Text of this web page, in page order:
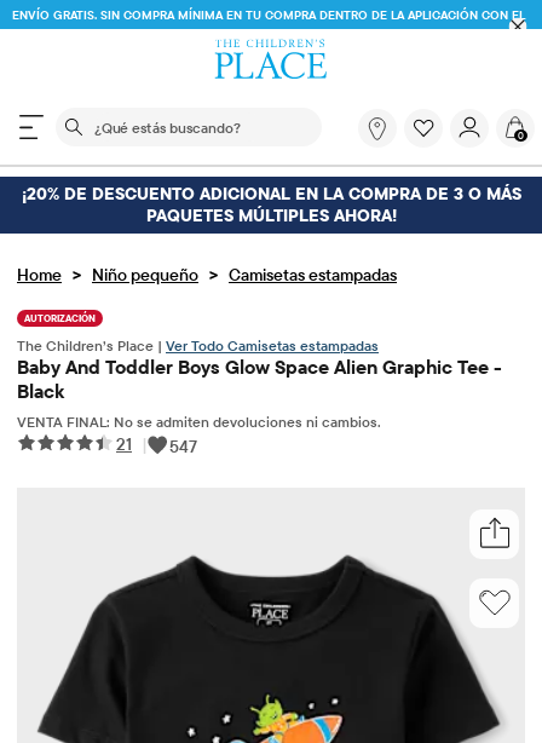
ENVÍO GRATIS. SIN COMPRA MÍNIMA EN TU COMPRA DENTRO DE LA APLICACIÓN CON EL
FREESHIPDESCARGAR AHORA
El siguiente campo de búsqueda filtra las
buscando?
0
¡20% DE DESCUENTO ADICIONAL EN LA COMPRA DE 3 O MÁS
PAQUETES MÚLTIPLES AHORA!
Home > Niño pequeño > Camisetas estampadas
AUTORIZACIÓN
The Children’s Place | Ver Todo Camisetas estampadas
Baby And Toddler Boys Glow Space Alien Graphic Tee -
Black
VENTA FINAL: No se admiten devoluciones ni cambios.
21 | 547